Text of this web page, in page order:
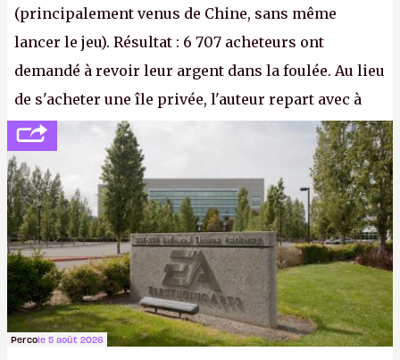
(principalement venus de Chine, sans même
lancer le jeu). Résultat : 6 707 acheteurs ont
demandé à revoir leur argent dans la foulée. Au lieu
de s'acheter une île privée, l'auteur repart avec à
peine 2 000 dollars en poche. C'est toujours plus
cher payé que le temps passé à dev, mais ça
apprendra aux petits malins qu'on ne braque pas
Gabe Newell aussi facilement.P.
Percole 5 août 2026